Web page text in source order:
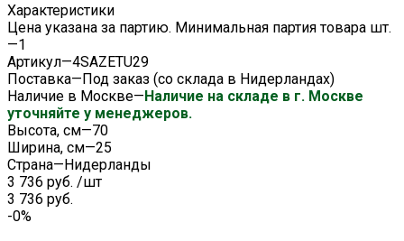
Характеристики
Цена указана за партию. Минимальная партия товара шт.
—1
Артикул—4SAZETU29
Поставка—Под заказ (со склада в Нидерландах)
Наличие в Москве—Наличие на складе в г. Москве
уточняйте у менеджеров.
Высота, см—70
Ширина, см—25
Страна—Нидерланды
3 736 руб. /шт
3 736 руб.
-0%